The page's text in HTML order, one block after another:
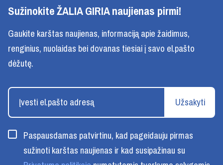
Sužinokite ŽALIA GIRIA naujienas pirmi!
Gaukite karštas naujienas, informaciją apie žaidimus,
renginius, nuolaidas bei dovanas tiesiai į savo el.pašto
dėžutę.
Užsakyti
Paspausdamas patvirtinu, kad pageidauju pirmas
sužinoti karštas naujienas ir kad susipažinau su